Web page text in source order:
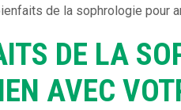
de la sophrologie pour
DE LA
AVEC